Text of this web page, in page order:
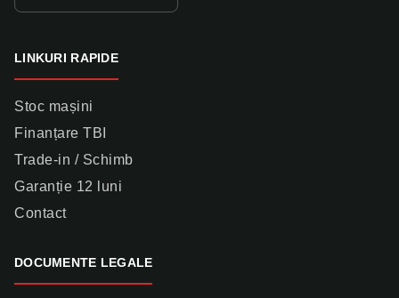
LINKURI RAPIDE
Stoc mașini
Finanțare TBI
Trade-in / Schimb
Garanție 12 luni
Contact
DOCUMENTE LEGALE